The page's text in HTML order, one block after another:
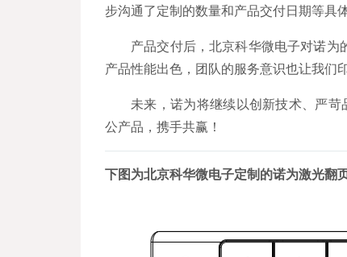
步沟通了定制的数量和产品交付日期等具
产品交付后，北京科华微电子对诺为
产品性能出色，团队的服务意识也让我们
未来，诺为将继续以创新技术、严
公产品，携手共赢！
下图为北京科华微电子定制的诺为激光翻